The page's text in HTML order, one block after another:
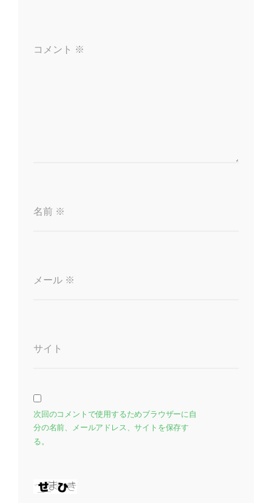
ョ
コメント ※
名前 ※
メール ※
サイト
次回のコメントで使用するためブラウザーに自
分の名前、メールアドレス、サイトを保存す
る。